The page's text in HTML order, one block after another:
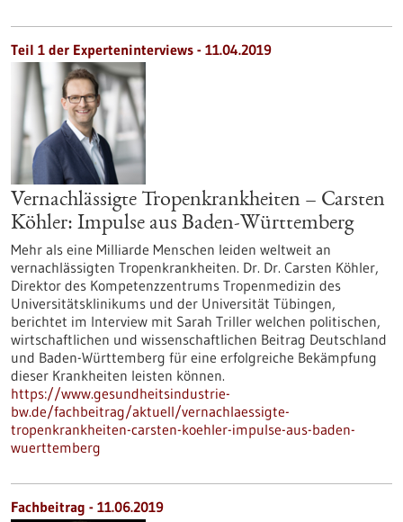
Teil 1 der Experteninterviews - 11.04.2019
Vernachlässigte Tropenkrankheiten – Carsten
Köhler: Impulse aus Baden-Württemberg
Mehr als eine Milliarde Menschen leiden weltweit an
vernachlässigten Tropenkrankheiten. Dr. Dr. Carsten Köhler,
Direktor des Kompetenzzentrums Tropenmedizin des
Universitätsklinikums und der Universität Tübingen,
berichtet im Interview mit Sarah Triller welchen politischen,
wirtschaftlichen und wissenschaftlichen Beitrag Deutschland
und Baden-Württemberg für eine erfolgreiche Bekämpfung
dieser Krankheiten leisten können.
https://www.gesundheitsindustrie-
bw.de/fachbeitrag/aktuell/vernachlaessigte-
tropenkrankheiten-carsten-koehler-impulse-aus-baden-
wuerttemberg
Fachbeitrag - 11.06.2019